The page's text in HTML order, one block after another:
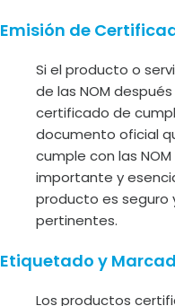
Emisión de
Si el producto o
de las NOM
certificado de
documento oficial
cumple con las
importante y
producto es seguro
pertinentes.
Etiquetado y
Los productos